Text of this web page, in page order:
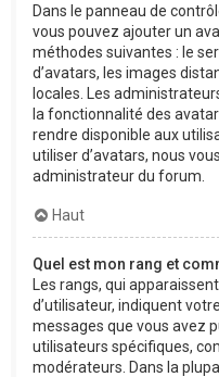
Dans le panneau de
vous pouvez ajouter un
méthodes suivantes : le
d’avatars, les images
locales. Les
la fonctionnalité des
rendre disponible aux
utiliser d’avatars, nous
administrateur du forum.
Haut
Quel est mon rang et
Les rangs, qui
d’utilisateur, indiquent
messages que vous avez
utilisateurs spécifiques,
modérateurs. Dans la